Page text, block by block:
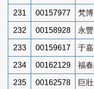
231 00157977 梵
232 00158928 永
233 00159617 于
234 00162129 福
235 00162578 巨